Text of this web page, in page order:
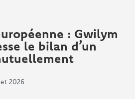
: Gwilym
le bilan d’un
2026